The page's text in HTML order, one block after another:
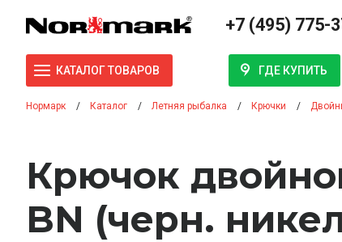
+7 (495) 775-
КАТАЛОГ ТОВАРОВ ГДЕ КУПИТЬ
Нормарк Каталог Летняя рыбалка Крючки
Крючок
BN (черн.